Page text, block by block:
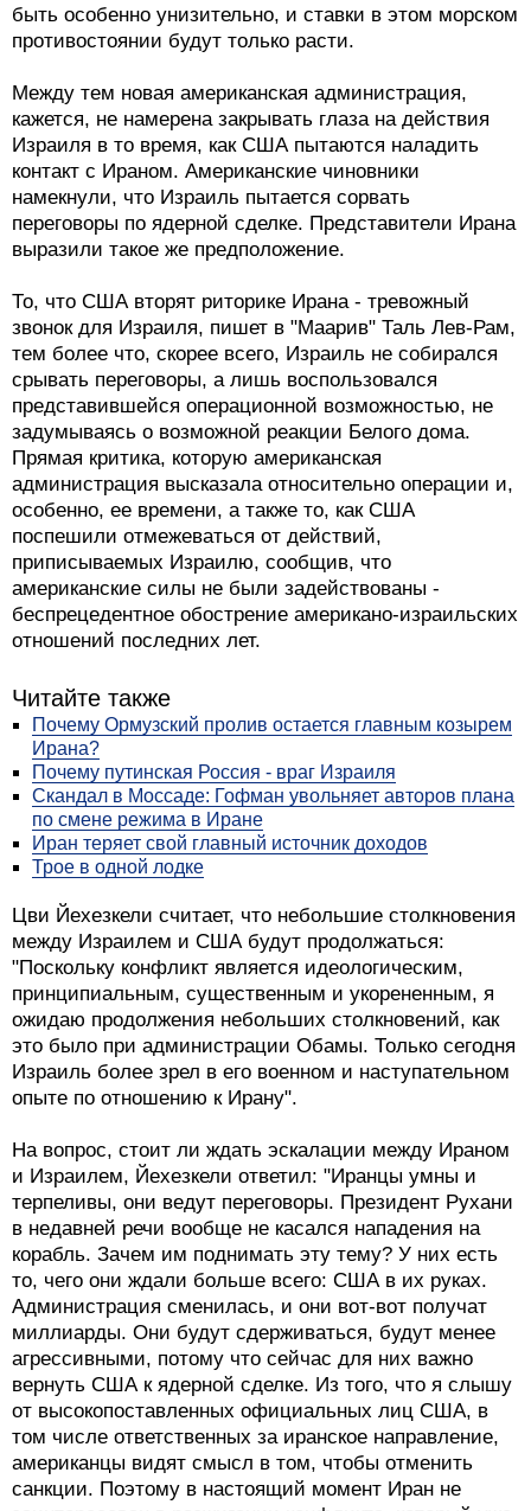
быть особенно унизительно, и ставки в этом морском
противостоянии будут только расти.
Между тем новая американская администрация,
кажется, не намерена закрывать глаза на действия
Израиля в то время, как США пытаются наладить
контакт с Ираном. Американские чиновники
намекнули, что Израиль пытается сорвать
переговоры по ядерной сделке. Представители Ирана
выразили такое же предположение.
То, что США вторят риторике Ирана - тревожный
звонок для Израиля, пишет в "Маарив" Таль Лев-Рам,
тем более что, скорее всего, Израиль не собирался
срывать переговоры, а лишь воспользовался
представившейся операционной возможностью, не
задумываясь о возможной реакции Белого дома.
Прямая критика, которую американская
администрация высказала относительно операции и,
особенно, ее времени, а также то, как США
поспешили отмежеваться от действий,
приписываемых Израилю, сообщив, что
американские силы не были задействованы -
беспрецедентное обострение американо-израильских
отношений последних лет.
Читайте также
Почему Ормузский пролив остается главным козырем
Ирана?
Почему путинская Россия - враг Израиля
Скандал в Моссаде: Гофман увольняет авторов плана
по смене режима в Иране
Иран теряет свой главный источник доходов
Трое в одной лодке
Цви Йехезкели считает, что небольшие столкновения
между Израилем и США будут продолжаться:
"Поскольку конфликт является идеологическим,
принципиальным, существенным и укорененным, я
ожидаю продолжения небольших столкновений, как
это было при администрации Обамы. Только сегодня
Израиль более зрел в его военном и наступательном
опыте по отношению к Ирану".
На вопрос, стоит ли ждать эскалации между Ираном
и Израилем, Йехезкели ответил: "Иранцы умны и
терпеливы, они ведут переговоры. Президент Рухани
в недавней речи вообще не касался нападения на
корабль. Зачем им поднимать эту тему? У них есть
то, чего они ждали больше всего: США в их руках.
Администрация сменилась, и они вот-вот получат
миллиарды. Они будут сдерживаться, будут менее
агрессивными, потому что сейчас для них важно
вернуть США к ядерной сделке. Из того, что я слышу
от высокопоставленных официальных лиц США, в
том числе ответственных за иранское направление,
американцы видят смысл в том, чтобы отменить
санкции. Поэтому в настоящий момент Иран не